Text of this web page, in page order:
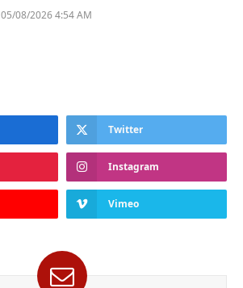
05/08/2026 4:54 AM
Twitter
Instagram
Vimeo